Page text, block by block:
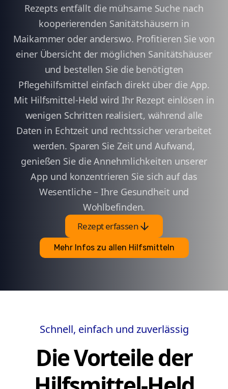
Rezepts entfällt die mühsame Suche nach
kooperierenden Sanitätshäusern in
Maikammer oder anderswo. Profitieren Sie von
einer Übersicht der möglichen Sanitätshäuser
und bestellen Sie die benötigten
Pflegehilfsmittel einfach direkt über die App.
Mit Hilfsmittel-Held wird Ihr Rezept einlösen in
wenigen Schritten realisiert, während alle
Daten in Echtzeit und rechtssicher verarbeitet
werden. Sparen Sie Zeit und Aufwand,
genießen Sie die Annehmlichkeiten unserer
App und konzentrieren Sie sich auf das
Wesentliche – Ihre Gesundheit und
Wohlbefinden.
Rezept erfassenarrow_downward
Mehr Infos zu allen Hilfsmitteln
Schnell, einfach und zuverlässig
Die Vorteile der